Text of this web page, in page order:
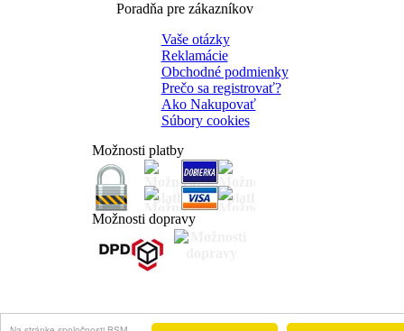
Poradňa pre zákazníkov
Vaše otázky
Reklamácie
Obchodné podmienky
Prečo sa registrovať?
Ako Nakupovať
Súbory cookies
Možnosti platby
Možnosti dopravy